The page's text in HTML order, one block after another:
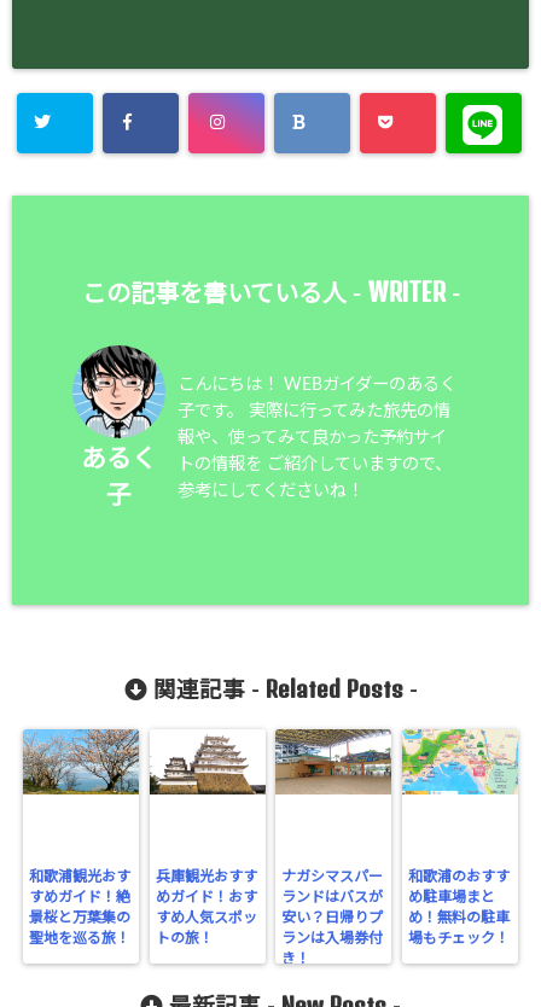
この記事を書いている人 - WRITER-
あるく
子
こんにちは！ WEBガイダーのあるく
子です。 実際に行ってみた旅先の情
報や、使ってみて良かった予約サイ
トの情報を ご紹介していますので、
参考にしてくださいね！
関連記事 - Related Posts-
和歌浦観光おす
すめガイド！絶
景桜と万葉集の
聖地を巡る旅！
兵庫観光おすす
めガイド！おす
すめ人気スポッ
トの旅！
ナガシマスパー
ランドはバスが
安い？日帰りプ
ランは入場券付
き！
和歌浦のおすす
め駐車場まと
め！無料の駐車
場もチェック！